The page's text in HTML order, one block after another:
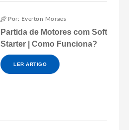
Por: Everton Moraes
Partida de Motores com Soft
Starter | Como Funciona?
LER ARTIGO